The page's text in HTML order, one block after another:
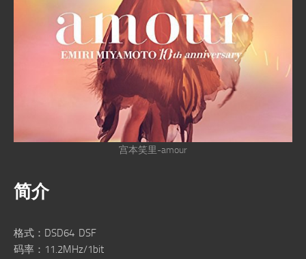
宫本笑里-amour
简介
格式：DSD64 DSF
码率：11.2MHz/1bit